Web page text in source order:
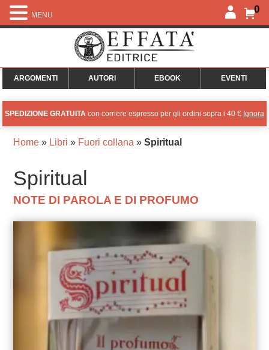
0
ARGOMENTI AUTORI EBOOK EVENTI
SPEDIZIONE GRATUITA con corriere espresso per gli ordini sopra i 40 € Ignora
Home» Libri » Fuori collana » Spiritual
Spiritual
NOTE DI PAROLA E DI PROFUMO
MENU